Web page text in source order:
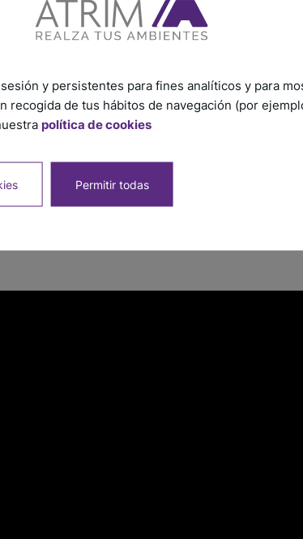
y persistentes para fines analíticos y para
recogida de tus hábitos de navegación (por
política de cookies
Permitir todas